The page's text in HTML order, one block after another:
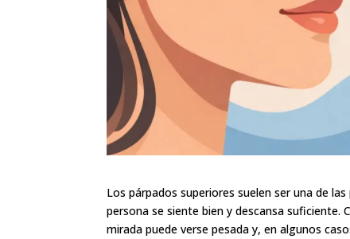
Los párpados superiores suelen ser una de
persona se siente bien y descansa
mirada puede verse pesada y, en algunos